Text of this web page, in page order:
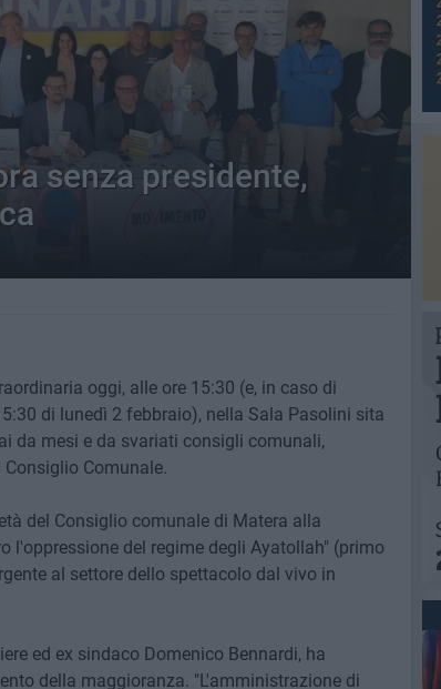
senza presidente,
oggi, alle ore 15:30 (e, in caso di
di lunedì 2 febbraio), nella Sala Pasolini sita
da mesi e da svariati consigli comunali,
Consiglio Comunale.
del Consiglio comunale di Matera alla
l'oppressione del regime degli Ayatollah" (primo
al settore dello spettacolo dal vivo in
ed ex sindaco Domenico Bennardi, ha
della maggioranza. "L'amministrazione di